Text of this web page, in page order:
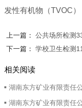
发性有机物（TVOC）
上一篇：
公共场所检测
下一篇：
学校卫生检测
相关阅读
湖南东方矿业有限责任
湖南东方矿业有限责任